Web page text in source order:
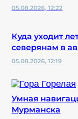
05.08.2026, 12:22
Куда уходит
северянам в
05.08.2026, 12:19
Умная
Мурманска